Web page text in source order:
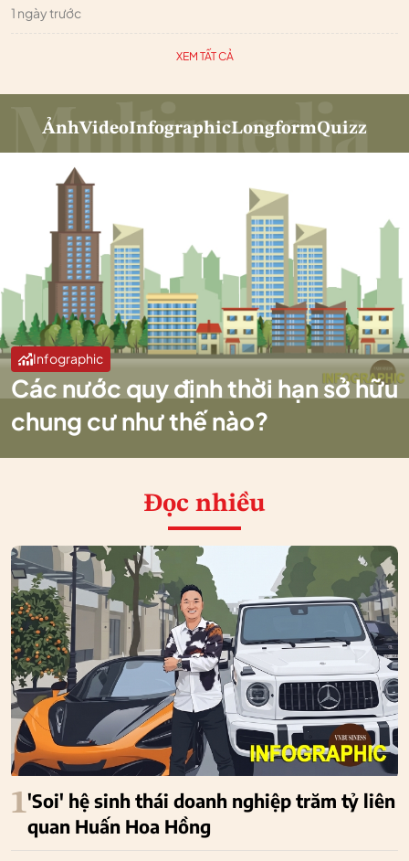
1 ngày trước
XEM TẤT CẢ
ẢnhVideoInfographicLongformQuizz
Infographic
Các nước quy định thời hạn sở hữu
chung cư như thế nào?
Đọc nhiều
1'Soi' hệ sinh thái doanh nghiệp trăm tỷ liên
quan Huấn Hoa Hồng